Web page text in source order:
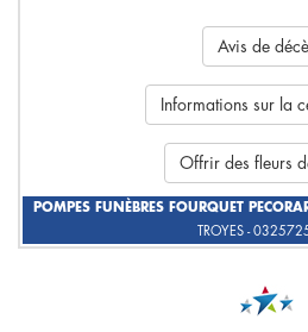
Avis de
Informations sur la
Offrir des fleurs
POMPES FUNÈBRES FOURQUET
TROYES -